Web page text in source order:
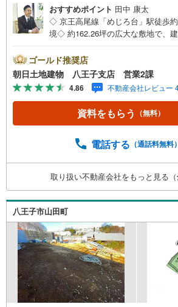
おすすめポイント 田中 康太
◇ 京王高尾線「めじろ台」駅徒歩
境◇ 約162.26坪の広大な敷地で、
し、車の出入りもスムーズ◇ 間口約
地で、多彩なプランに対応可能※バ
ベッドや キッズスペースをご用意
なお子様連れでも、安心してご来場
住宅ローンのご相談などお気軽に
ッフ25名でお客様がご覧になった
きない物件も多数ございます！ご案
方法ご自宅へお迎え・最寄り駅等
のご来社など、ご相談ください。ご
境、お客様の希望に合わせた物件
す。お住まい探しは朝日土地建物
にお任せください！
ゴールド推奨店
朝日土地建物 八王子支店 営業2課
4.86 不動産会社レビュー
資料をもらう （無料）
電話する （通話料無料）
取り扱い不動産会社をもっと見る（
八王子市山田町